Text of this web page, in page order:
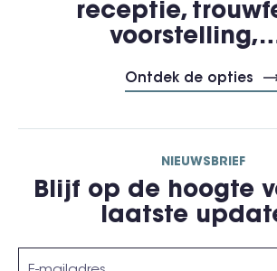
receptie,
Ontdek de opties
NIEUWSBRIEF
Blijf op de hoogte
laatste